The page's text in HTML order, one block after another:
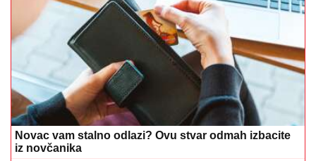
Novac vam stalno odlazi? Ovu stvar odmah izbacite
iz novčanika